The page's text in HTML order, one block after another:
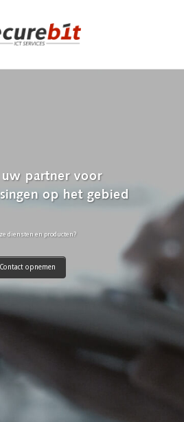
uw partner voor
op het gebied
diensten en producten?
Contact opnemen